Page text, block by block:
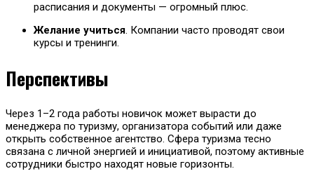
расписания и документы — огромный плюс.
Желание учиться. Компании часто проводят свои
курсы и тренинги.
Перспективы
Через 1–2 года работы новичок может вырасти до
менеджера по туризму, организатора событий или даже
открыть собственное агентство. Сфера туризма тесно
связана с личной энергией и инициативой, поэтому активные
сотрудники быстро находят новые горизонты.